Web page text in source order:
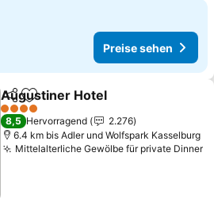
Preise sehen
TeilenZu Favoriten hinzufügen
Augustiner Hotel
4 Sterne
8,5 Hervorragend
2.276
6.4 km bis Adler und Wolfspark Kasselburg
Mittelalterliche Gewölbe für private Dinner